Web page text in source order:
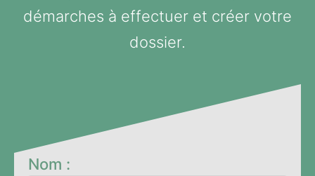
démarches à effectuer et créer votre
dossier.
Nom :